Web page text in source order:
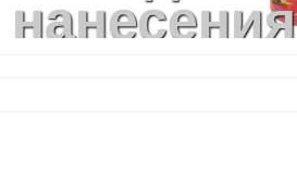
нанесения